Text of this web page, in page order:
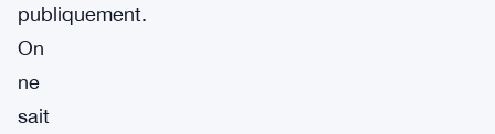
publiquement.
On
ne
sait